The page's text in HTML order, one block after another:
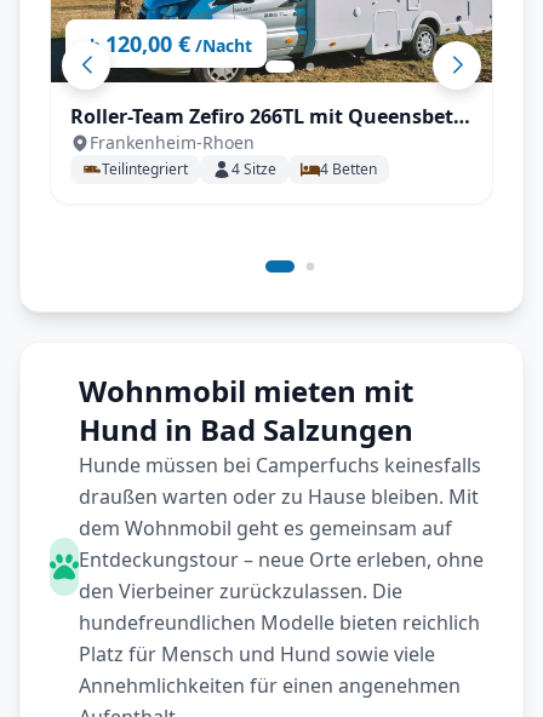
ab 120,00 € /Nacht
Roller-Team Zefiro 266TL mit Queensbett
Automatik, SAT & TV, große Heckgarage
uvm.
Frankenheim-Rhoen
Teilintegriert 4Sitze 4 Betten
Wohnmobil mieten mit
Hund in Bad Salzungen
Hunde müssen bei Camperfuchs keinesfalls
draußen warten oder zu Hause bleiben. Mit
dem Wohnmobil geht es gemeinsam auf
Entdeckungstour – neue Orte erleben, ohne
den Vierbeiner zurückzulassen. Die
hundefreundlichen Modelle bieten reichlich
Platz für Mensch und Hund sowie viele
Annehmlichkeiten für einen angenehmen